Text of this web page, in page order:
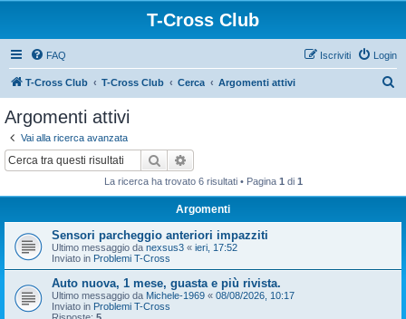
T-Cross Club
FAQ Login
Iscriviti
T-Cross Club T-Cross Club Cerca Argomenti attivi
Argomenti attivi
Vai alla ricerca avanzata
Cerca
La ricerca ha trovato 6 risultati • Pagina 1 di 1
Argomenti
Sensori parcheggio anteriori impazziti
Ultimo messaggio da nexsus3 « ieri, 17:52
Inviato in Problemi T-Cross
Auto nuova, 1 mese, guasta e più rivista.
Ultimo messaggio da Michele-1969 « 08/08/2026, 10:17
Inviato in Problemi T-Cross
Risposte: 5